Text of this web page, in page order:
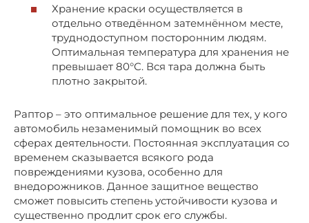
Хранение краски осуществляется в
отдельно отведённом затемнённом месте,
труднодоступном посторонним людям.
Оптимальная температура для хранения не
превышает 80°С. Вся тара должна быть
плотно закрытой.
Раптор – это оптимальное решение для тех, у кого
автомобиль незаменимый помощник во всех
сферах деятельности. Постоянная эксплуатация со
временем сказывается всякого рода
повреждениями кузова, особенно для
внедорожников. Данное защитное вещество
сможет повысить степень устойчивости кузова и
существенно продлит срок его службы.